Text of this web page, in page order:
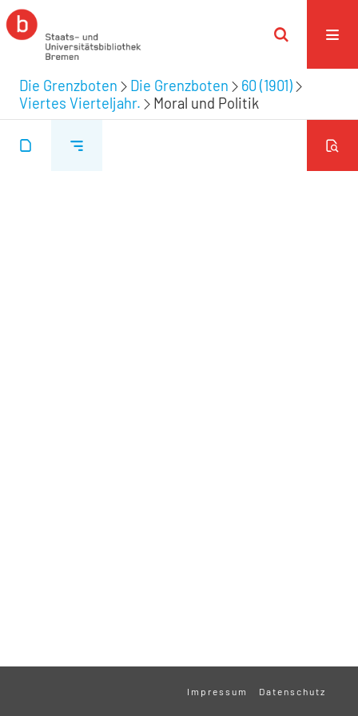
Die Grenzboten Die Grenzboten
60 (1901)
Viertes Vierteljahr.
Moral und Politik
Impressum Datenschutz